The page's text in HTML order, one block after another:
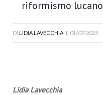
riformismo lucano
DI LIDIA LAVECCHIA IL 01/07/2025
Lidia Lavecchia